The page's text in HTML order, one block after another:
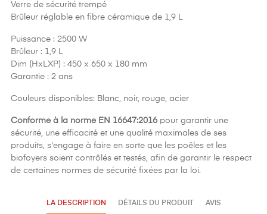
Verre de sécurité trempé
Brûleur réglable en fibre céramique de 1,9 L
Puissance : 2500 W
Brûleur : 1,9 L
Dim (HxLXP) : 450 x 650 x 180 mm
Garantie : 2 ans
Couleurs disponibles: Blanc, noir, rouge, acier
Conforme à la norme EN 16647:2016 pour garantir une
sécurité, une efficacité et une qualité maximales de ses
produits, s'engage à faire en sorte que les poêles et les
biofoyers soient contrôlés et testés, afin de garantir le respect
de certaines normes de sécurité fixées par la loi.
LA DESCRIPTION DÉTAILS DU PRODUIT AVIS